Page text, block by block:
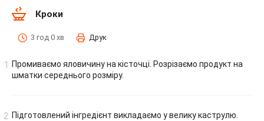
Кроки
3 год 0 хв Друк
Промиваємо яловичину на кісточці. Розрізаємо продукт на
шматки середнього розміру.
Підготовлений інгредієнт викладаємо у велику каструлю.